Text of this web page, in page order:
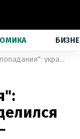
"До первого попадания": украинский боксер поделился прогнозом на бой Пол – Джошуа